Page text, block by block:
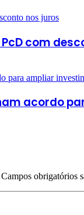
com
acordo
Campos obrigatórios